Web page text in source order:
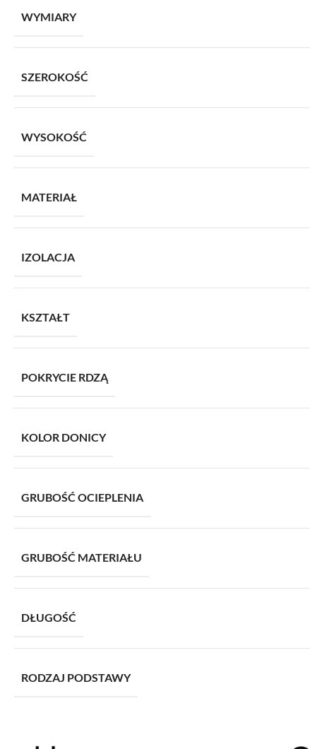
WYMIARY
SZEROKOŚĆ
WYSOKOŚĆ
MATERIAŁ
IZOLACJA
KSZTAŁT
POKRYCIE RDZĄ
KOLOR DONICY
GRUBOŚĆ OCIEPLENIA
GRUBOŚĆ MATERIAŁU
DŁUGOŚĆ
RODZAJ PODSTAWY